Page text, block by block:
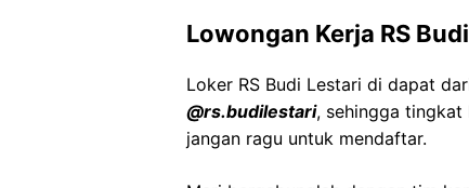
Lowongan Kerja RS
Loker RS Budi Lestari di dapat
@rs.budilestari, sehingga tingkat
jangan ragu untuk mendaftar.